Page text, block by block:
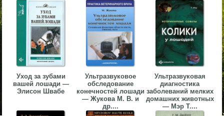
Уход за зубами
вашей лошади —
Элисон Швабе
Ультразвуковое
обследование
конечностей лошади
— Жукова М. В. и
др....
Ультразвуковая
диагностика
заболеваний мелких
домашних животных
— Мэр Т....